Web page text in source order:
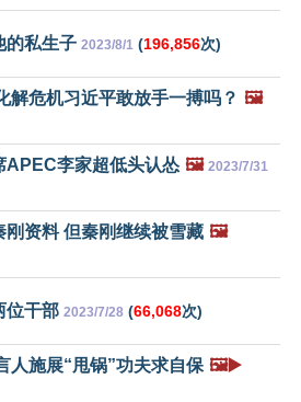
的私生子 2023/8/1 (196,856次)
解危机习近平敢放手一搏吗？ 🖼️
APEC李家超低头认怂 🖼️ 2023/7/31
资料 但秦刚继续被雪藏 🖼️
位干部 2023/7/28 (66,068次)
人施展“甩锅”功夫求自保 🖼️▶️